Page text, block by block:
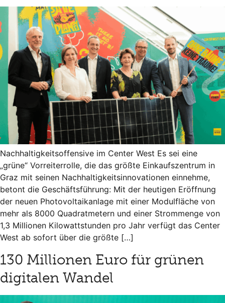
Nachhaltigkeitsoffensive im Center West Es sei eine
„grüne“ Vorreiterrolle, die das größte Einkaufszentrum in
Graz mit seinen Nachhaltigkeitsinnovationen einnehme,
betont die Geschäftsführung: Mit der heutigen Eröffnung
der neuen Photovoltaikanlage mit einer Modulfläche von
mehr als 8000 Quadratmetern und einer Strommenge von
1,3 Millionen Kilowattstunden pro Jahr verfügt das Center
West ab sofort über die größte […]
130 Millionen Euro für grünen
digitalen Wandel